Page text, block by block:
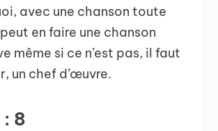
avec une chanson toute
en faire une chanson
même si ce n’est pas, il faut
un chef d’œuvre.
8